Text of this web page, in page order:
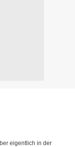
eigentlich in der